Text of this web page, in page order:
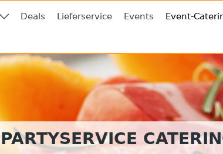
Deals Lieferservice Events Event-
PARTYSERVICE